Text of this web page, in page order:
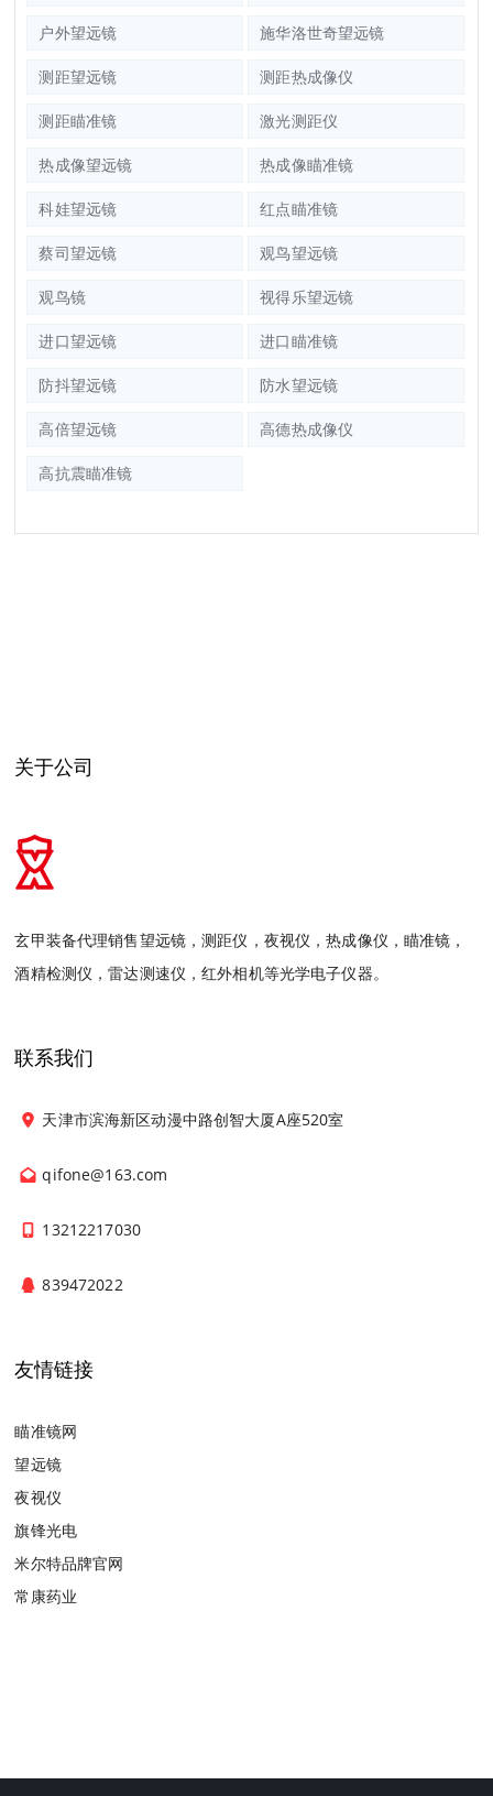
户外望远镜 施华洛世奇望远镜
测距望远镜 测距热成像仪
测距瞄准镜 激光测距仪
热成像望远镜 热成像瞄准镜
科娃望远镜 红点瞄准镜
蔡司望远镜 观鸟望远镜
观鸟镜 视得乐望远镜
进口望远镜 进口瞄准镜
防抖望远镜 防水望远镜
高倍望远镜 高德热成像仪
高抗震瞄准镜
关于公司
玄甲装备代理销售望远镜，测距仪，夜视仪，热成像仪，瞄准镜，
酒精检测仪，雷达测速仪，红外相机等光学电子仪器。
联系我们
天津市滨海新区动漫中路创智大厦A座520室
qifone@163.com
13212217030
839472022
友情链接
瞄准镜网
望远镜
夜视仪
旗锋光电
米尔特品牌官网
常康药业